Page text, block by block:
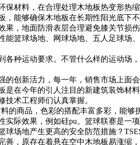
保材料，在合理处理木地板热变形热
，能够确保木地板在长期性阳光底下
果，地面防滑表层合理避免膝关节损
能篮球场地、网球场地、五人足球场
各种运动要求。不管什么样的运动场
创新活力，每一年，销售市场上面
是在今年的引人注目的新建筑装饰材
技术工程师们认真掌握。
的商品，色彩的搭配丰富多彩，能够
实际效果，例如硅pu。篮球联赛是一
球场地产生更高的安全防范措施？
善，原存在着悬在空中木地板易涨缩